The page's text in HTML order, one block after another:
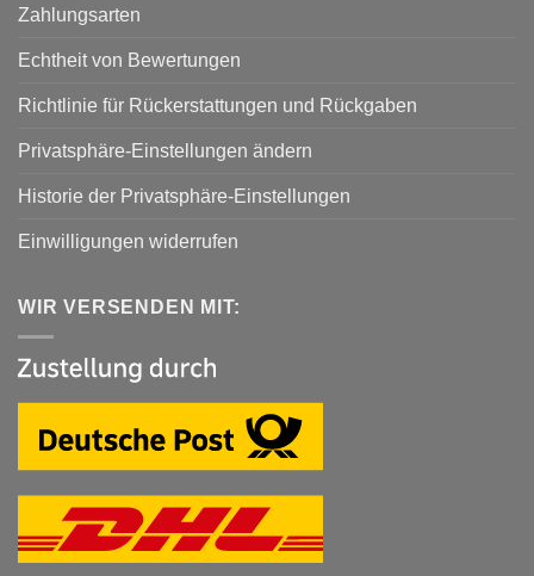
Zahlungsarten
Echtheit von Bewertungen
Richtlinie für Rückerstattungen und Rückgaben
Privatsphäre-Einstellungen ändern
Historie der Privatsphäre-Einstellungen
Einwilligungen widerrufen
WIR VERSENDEN MIT: